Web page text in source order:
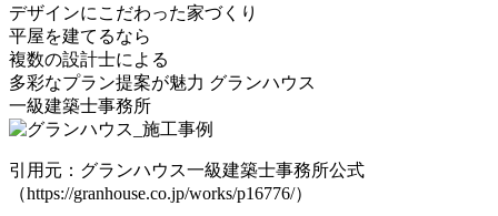
デザインにこだわった家づくり
平屋を建てるなら
複数の設計士による
多彩なプラン提案が魅力 グランハウス
一級建築士事務所
引用元：グランハウス一級建築士事務所公式
（https://granhouse.co.jp/works/p16776/）